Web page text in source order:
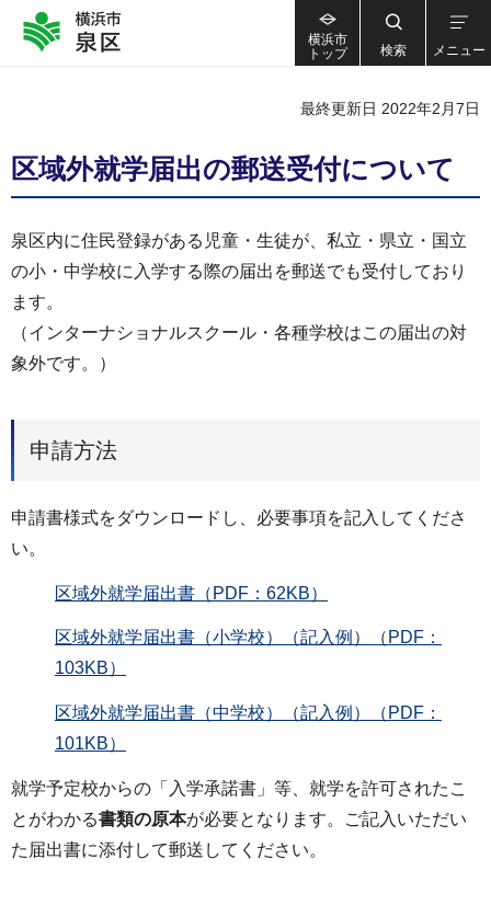
横浜市
トップ
検索 メニュー
最終更新日 2022年2月7日
区域外就学届出の郵送受付について
泉区内に住民登録がある児童・生徒が、私立・県立・国立
の小・中学校に入学する際の届出を郵送でも受付しており
ます。
（インターナショナルスクール・各種学校はこの届出の対
象外です。）
申請方法
申請書様式をダウンロードし、必要事項を記入してくださ
い。
区域外就学届出書（PDF：62KB）
区域外就学届出書（小学校）（記入例）（PDF：
103KB）
区域外就学届出書（中学校）（記入例）（PDF：
101KB）
就学予定校からの「入学承諾書」等、就学を許可されたこ
とがわかる書類の原本が必要となります。ご記入いただい
た届出書に添付して郵送してください。